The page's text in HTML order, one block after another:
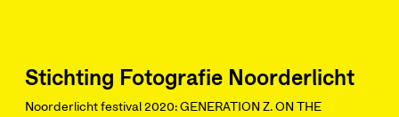
Stichting Fotografie Noorderlicht
Noorderlicht festival 2020: GENERATION Z. ON THE